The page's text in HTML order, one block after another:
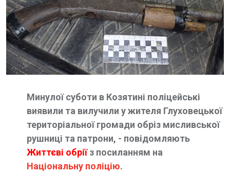
Минулої суботи в Козятині поліцейські
виявили та вилучили у жителя Глуховецької
територіальної громади обріз мисливської
рушниці та патрони, - повідомляють
Життєві обріїз посиланням на
Національну поліцію.